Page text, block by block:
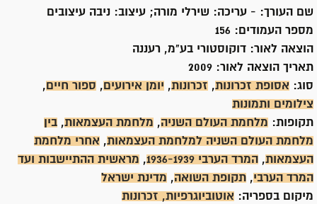
שם העורך: - עריכה: שירלי מורה; עיצוב: ניבה עיצובים
מספר העמודים: 156
הוצאה לאור: דוקוסטורי בע"מ, רעננה
תאריך הוצאה לאור:
סוג: אסופת זכרונות, זכרונות, יומן אירועים , ספור חיים ,
צילומים ותמונות
תקופות: מלחמת העולם השניה, מלחמת העצמאות, בין
מלחמת העולם השניה למלחמת העצמאות, אחרי מלחמת
העצמאות, המרד הערבי 1936-1939 , מראשית ההתיישבות ועד
המרד הערבי, תקופת השואה, מדינת ישראל
מיקום בספריה: אוטוביוגרפיות, זכרונות